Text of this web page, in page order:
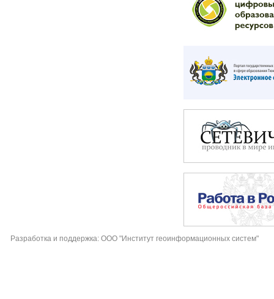
Разработка и поддержка: ООО "Институт геоинформационных систем"